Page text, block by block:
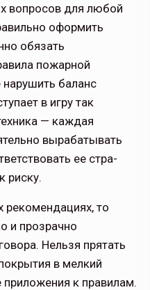
вопросов для любой
оформить
обязать
пожарной
нарушить баланс
в игру так
— каждая
вырабатывать
ее стра­
риску.
реко­мендациях, то
и прозрачно
Нельзя прятать
в мелкий
к правилам.